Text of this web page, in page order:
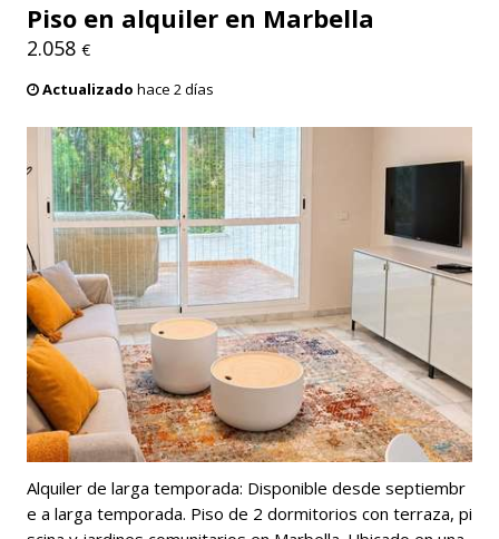
Piso en alquiler en Marbella
2.058 €
Actualizado hace 2 días
Alquiler de larga temporada: Disponible desde septiembr
e a larga temporada. Piso de 2 dormitorios con terraza, pi